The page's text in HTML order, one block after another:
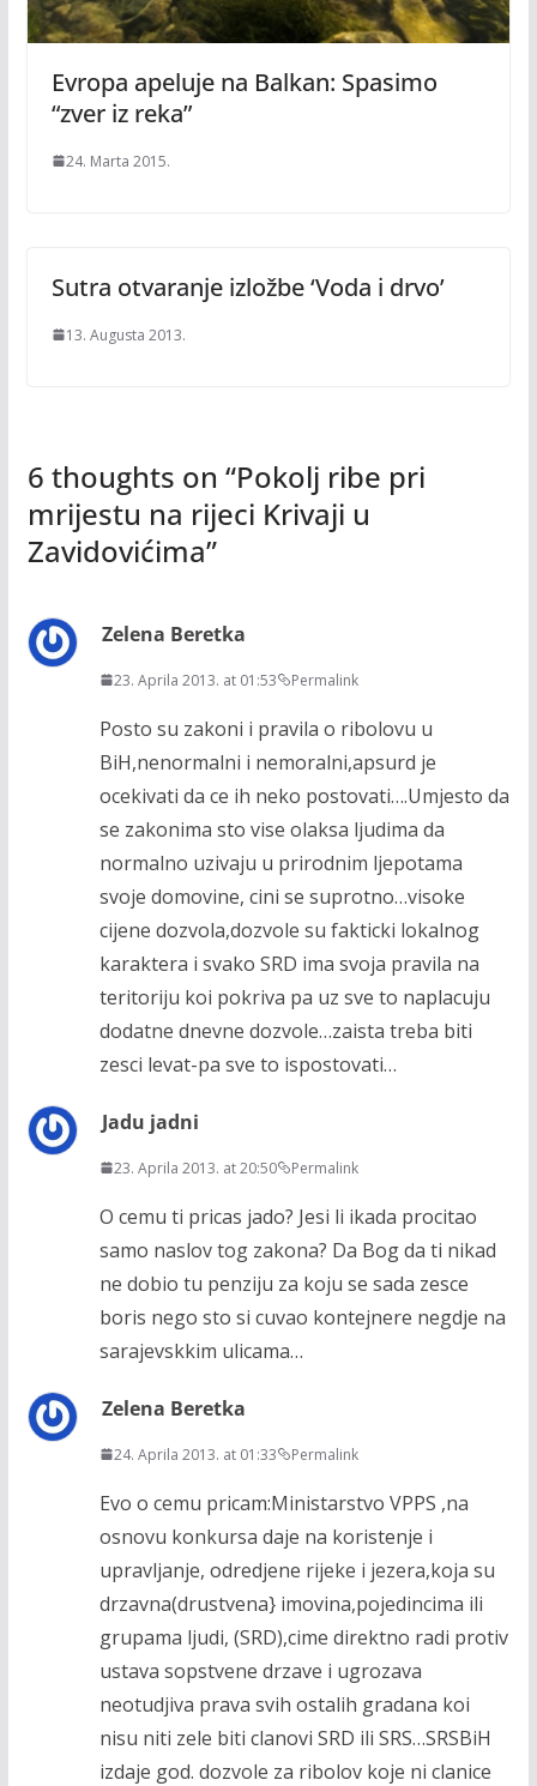
Evropa apeluje na Balkan: Spasimo
“zver iz reka”
24. Marta 2015.
Sutra otvaranje izložbe ‘Voda i drvo’
13. Augusta 2013.
6 thoughts on “Pokolj ribe pri
mrijestu na rijeci Krivaji u
Zavidovićima”
Zelena Beretka
23. Aprila 2013. at 01:53 Permalink
Posto su zakoni i pravila o ribolovu u
BiH,nenormalni i nemoralni,apsurd je
ocekivati da ce ih neko postovati….Umjesto da
se zakonima sto vise olaksa ljudima da
normalno uzivaju u prirodnim ljepotama
svoje domovine, cini se suprotno…visoke
cijene dozvola,dozvole su fakticki lokalnog
karaktera i svako SRD ima svoja pravila na
teritoriju koi pokriva pa uz sve to naplacuju
dodatne dnevne dozvole…zaista treba biti
zesci levat-pa sve to ispostovati…
Jadu jadni
23. Aprila 2013. at 20:50 Permalink
O cemu ti pricas jado? Jesi li ikada procitao
samo naslov tog zakona? Da Bog da ti nikad
ne dobio tu penziju za koju se sada zesce
boris nego sto si cuvao kontejnere negdje na
sarajevskkim ulicama…
Zelena Beretka
24. Aprila 2013. at 01:33 Permalink
Evo o cemu pricam:Ministarstvo VPPS ,na
osnovu konkursa daje na koristenje i
upravljanje, odredjene rijeke i jezera,koja su
drzavna(drustvena} imovina,pojedincima ili
grupama ljudi, (SRD),cime direktno radi protiv
ustava sopstvene drzave i ugrozava
neotudjiva prava svih ostalih gradana koi
nisu niti zele biti clanovi SRD ili SRS…SRSBiH
izdaje god. dozvole za ribolov koje ni clanice